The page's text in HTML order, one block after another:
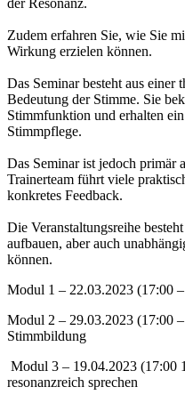
Zudem erfahren Sie, wie Sie
Wirkung erzielen können.
Das Seminar besteht aus einer
Bedeutung der Stimme. Sie
Stimmfunktion und erhalten
Stimmpflege.
Das Seminar ist jedoch primär
Trainerteam führt viele
konkretes Feedback.
Die Veranstaltungsreihe
aufbauen, aber auch
können.
Modul 1 – 22.03.2023 (17:00
Modul 2 – 29.03.2023 (17:00
Stimmbildung
Modul 3 – 19.04.2023 (17:00
resonanzreich sprechen